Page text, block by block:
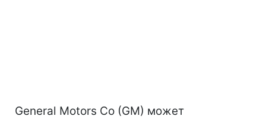
General Motors Co (GM) может